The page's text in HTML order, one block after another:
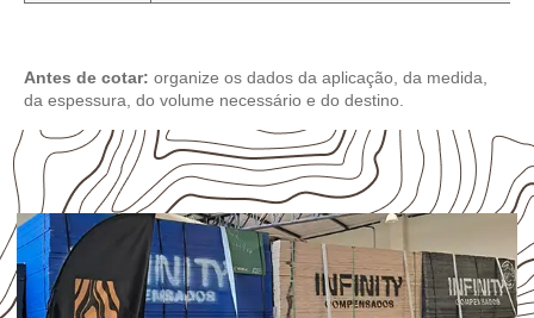
Antes de cotar: organize os dados da aplicação, da medida,
da espessura, do volume necessário e do destino.